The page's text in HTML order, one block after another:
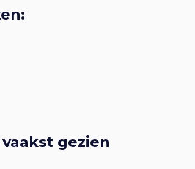
gezien